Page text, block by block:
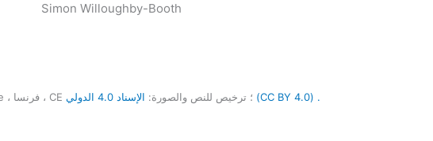
Simon Willoughby-Booth
الصفحة التي تم إنشاؤها لإطلاق الموقع 1/1/15 وآخر تحديث (التعديلات) 5/3/22 ؛ المؤلف CE ؛ صورة رأس ، Aime la Plagne ، فرنسا ، CE ؛ ترخيص للنص والصورة: الإسناد 4.0 الدولي (CC BY 4.0) .